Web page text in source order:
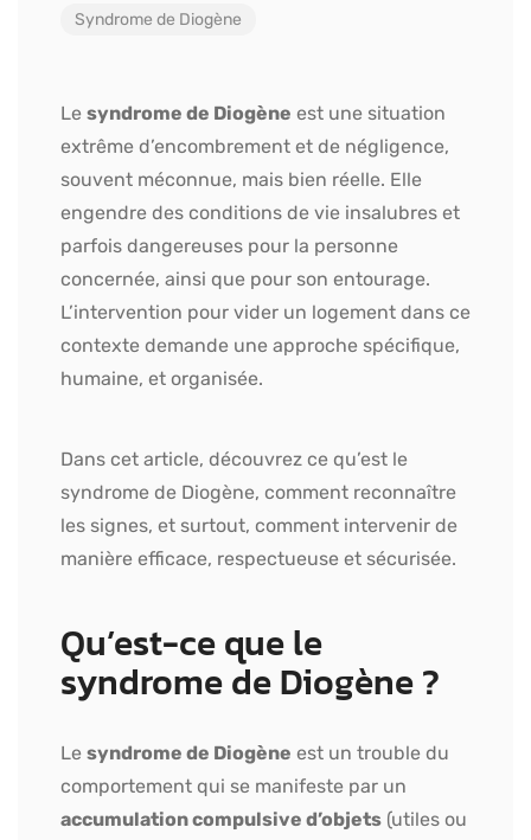
Syndrome de Diogène
Le syndrome de Diogène est une situation
extrême d’encombrement et de négligence,
souvent méconnue, mais bien réelle. Elle
engendre des conditions de vie insalubres et
parfois dangereuses pour la personne
concernée, ainsi que pour son entourage.
L’intervention pour vider un logement dans ce
contexte demande une approche spécifique,
humaine, et organisée.
Dans cet article, découvrez ce qu’est le
syndrome de Diogène, comment reconnaître
les signes, et surtout, comment intervenir de
manière efficace, respectueuse et sécurisée.
Qu’est-ce que le
syndrome de Diogène ?
Le syndrome de Diogène est un trouble du
comportement qui se manifeste par un
accumulation compulsive d’objets (utiles ou